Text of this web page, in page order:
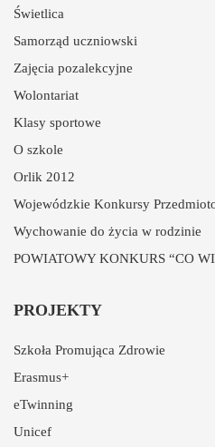
Świetlica
Samorząd uczniowski
Zajęcia pozalekcyjne
Wolontariat
Klasy sportowe
O szkole
Orlik 2012
Wojewódzkie Konkursy
Wychowanie do życia w rodzinie
POWIATOWY KONKURS “CO
PROJEKTY
Szkoła Promująca Zdrowie
Erasmus+
eTwinning
Unicef